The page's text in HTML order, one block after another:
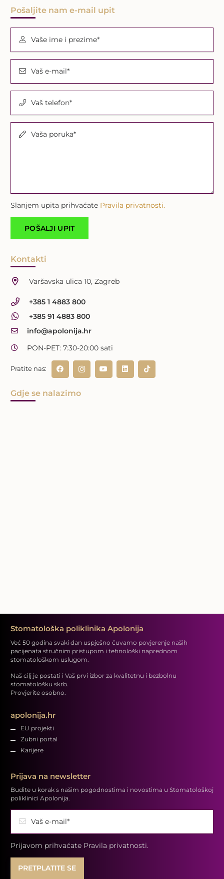
Pošaljite nam e-mail upit
Vaše ime i prezime*
Vaš e-mail*
Vaš telefon*
Vaša poruka*
Slanjem upita prihvaćate Pravila privatnosti.
Kontakti
Varšavska ulica 10, Zagreb
+385 1 4883 800
+385 91 4883 800
info@apolonija.hr
PON-PET: 7:30-20:00 sati
Pratite nas:
Gdje se nalazimo
Stomatološka poliklinika Apolonija
Već 50 godina svaki dan uspješno čuvamo povjerenje naših
pacijenata stručnim pristupom i tehnološki naprednom
stomatološkom uslugom.
Naš cilj je postati i Vaš prvi izbor za kvalitetnu i bezbolnu
stomatološku skrb.
Provjerite osobno.
apolonija.hr
EU projekti
Zubni portal
Karijere
Prijava na newsletter
Budite u korak s našim pogodnostima i novostima u Stomatološkoj
poliklinici Apolonija.
Vaš e-mail*
Prijavom prihvaćate Pravila privatnosti.